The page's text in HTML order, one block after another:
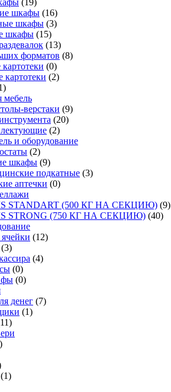
(19)
шкафы (16)
шкафы (3)
шкафы (15)
(13)
форматов (8)
(0)
картотеки (2)
мебель
верстаки (9)
(20)
(2)
и оборудование
(2)
шкафы (9)
подкатные (3)
аптечки (0)
STANDART (500 КГ НА СЕКЦИЮ) (9)
STRONG (750 КГ НА СЕКЦИЮ) (40)
(12)
(3)
(4)
(0)
(0)
денег (7)
(1)
(1)